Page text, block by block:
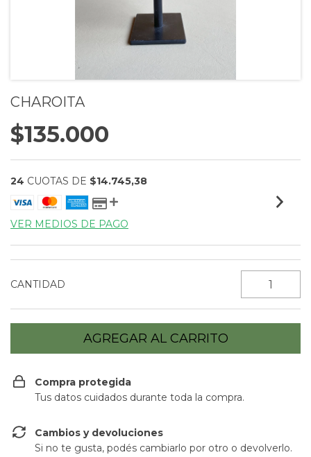
CHAROITA
$135.000
24 CUOTAS DE $14.745,38
VER MEDIOS DE PAGO
CANTIDAD
Compra protegida
Tus datos cuidados durante toda la compra.
Cambios y devoluciones
Si no te gusta, podés cambiarlo por otro o devolverlo.